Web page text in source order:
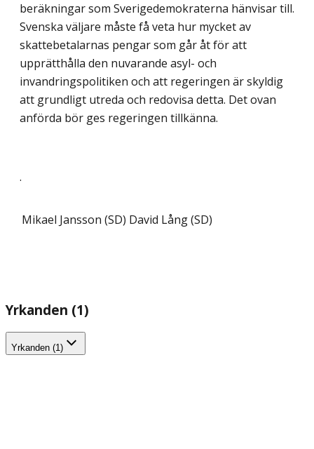
beräkningar som Sverigedemokraterna hänvisar till.
Svenska väljare måste få veta hur mycket av
skattebetalarnas pengar som går åt för att
upprätthålla den nuvarande asyl- och
invandringspolitiken och att regeringen är skyldig
att grundligt utreda och redovisa detta. Det ovan
anförda bör ges regeringen tillkänna.
.
Mikael Jansson (SD) David Lång (SD)
Yrkanden (1)
Yrkanden (1)